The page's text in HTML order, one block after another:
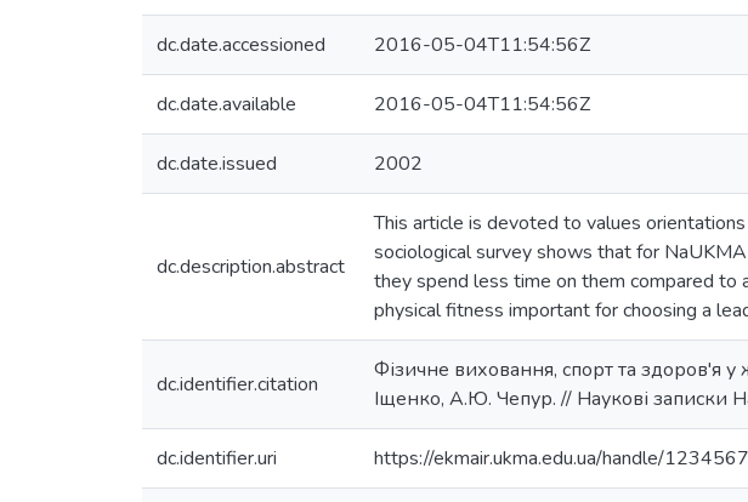
dc.date.accessioned 2016-05-04T11:54:56Z
dc.date.available 2016-05-04T11:54:56Z
dc.date.issued 2002
dc.description.abstract
This article is devoted to values
sociological survey shows that for
they spend less time on them compared to
physical fitness important for choosing a
dc.identifier.citation
Фізичне виховання, спорт та здоров'я у
Іщенко, А.Ю. Чепур. // Наукові записки
dc.identifier.uri https://ekmair.ukma.edu.ua/handle/